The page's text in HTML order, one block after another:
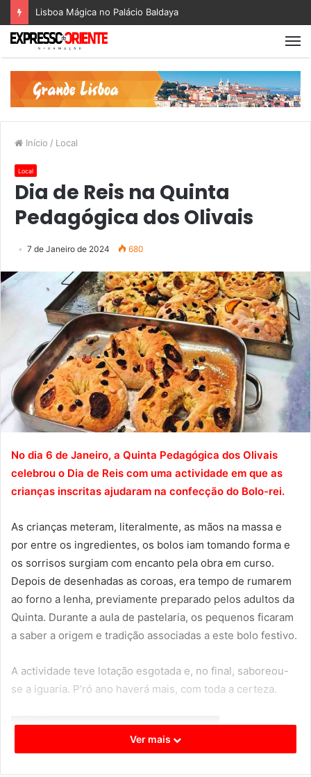
Lisboa Mágica no Palácio Baldaya
Início / Local
Local
Dia de Reis na Quinta
Pedagógica dos Olivais
7 de Janeiro de 2024 680
No dia 6 de Janeiro, a Quinta Pedagógica dos Olivais
celebrou o Dia de Reis com uma actividade em que as
crianças inscritas ajudaram na confecção do Bolo-rei.
As crianças meteram, literalmente, as mãos na massa e
por entre os ingredientes, os bolos iam tomando forma e
os sorrisos surgiam com encanto pela obra em curso.
Depois de desenhadas as coroas, era tempo de rumarem
ao forno a lenha, previamente preparado pelos adultos da
Quinta. Durante a aula de pastelaria, os pequenos ficaram
a saber a origem e tradição associadas a este bolo festivo.
A actividade teve lotação esgotada e, no final, saboreou-
se a iguaria. P’ró ano haverá mais, com toda a certeza.
Ver mais